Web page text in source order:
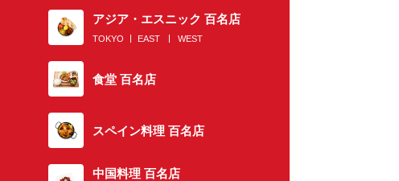
アジア・エスニック 百名店
TOKYO EAST WEST
食堂 百名店
スペイン料理 百名店
中国料理 百名店